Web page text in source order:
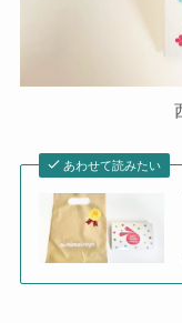
あわせて読みたい